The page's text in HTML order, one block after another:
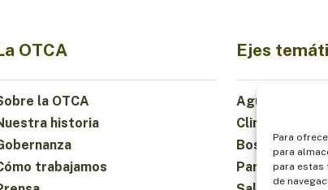
Para
para
para estas
de
OTCA
la OTCA
historia
trabajamos
Ejes
Agua
Clima
Bosques y
Participación